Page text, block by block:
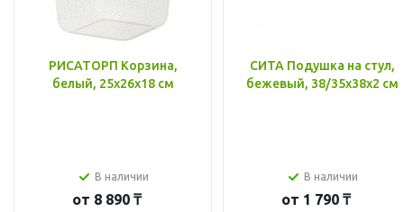
РИСАТОРП Корзина,
белый, 25x26x18 см
В наличии
от 8 890 ₸
СИТА Подушка на стул,
бежевый, 38/35x38x2 см
В наличии
от 1 790 ₸